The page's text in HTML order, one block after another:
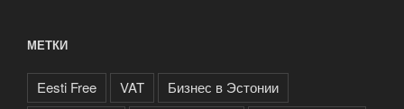
МЕТКИ
Eesti Free VAT
Бизнес в Эстонии